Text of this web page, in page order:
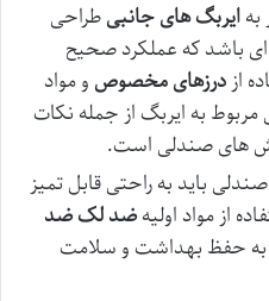
ایربگ های جانبیطراحی
باشد که عملکرد صحیح
از درزهای مخصوص و مواد
مربوط به ایربگ از جمله نکات
های صندلی است.
باید به راحتی قابل تمیز
از مواد اولیهضد لکضد
به حفظ بهداشت و سلامت